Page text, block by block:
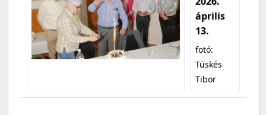
április
13.
fotó:
Tüskés
Tibor